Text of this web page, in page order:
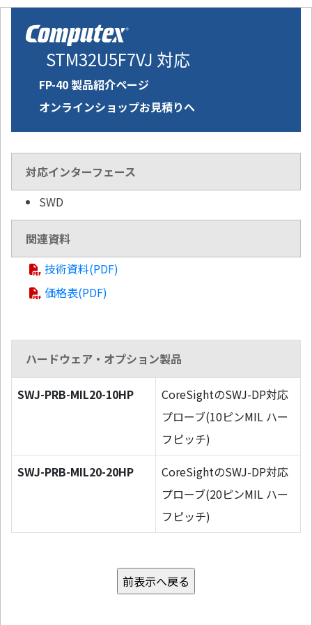
STM32U5F7VJ 対応
FP-40 製品紹介ページ
オンラインショップお見積りへ
対応インターフェース
SWD
関連資料
技術資料(PDF)
価格表(PDF)
ハードウェア・オプション製品
SWJ-PRB-MIL20-10HP
CoreSightのSWJ-DP対応
プローブ(10ピンMIL ハー
フピッチ)
SWJ-PRB-MIL20-20HP
CoreSightのSWJ-DP対応
プローブ(20ピンMIL ハー
フピッチ)